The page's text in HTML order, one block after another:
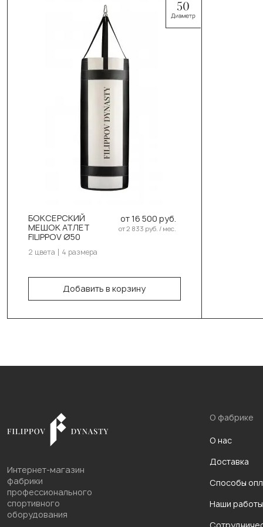
БОКСЕРСКИЙ
МЕШОК АТЛЕТ
FILIPPOV Ø50
от 16 500 руб.
от 2 833 руб. / мес.
2 цвета 4 размера
Добавить в корзину
Выберите цвет:
Белый
Выберите размер:
130см/50см/55-58кг
150см/50см/60-63кг
В корзину
Интернет-магазин
фабрики
профессионального
спортивного
оборудования
О фабрике
О нас
Доставка
Способы
Наши работы